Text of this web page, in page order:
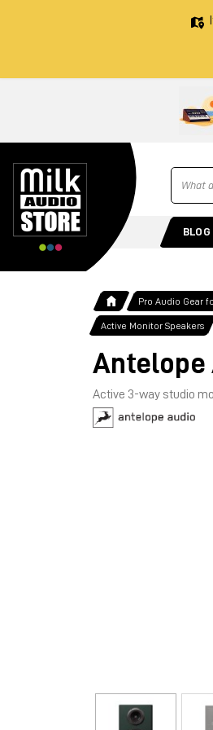
Ricerca
BLOG
Pro Audio Gear
Active Monitor Speakers
Antelope
Active 3-way studio